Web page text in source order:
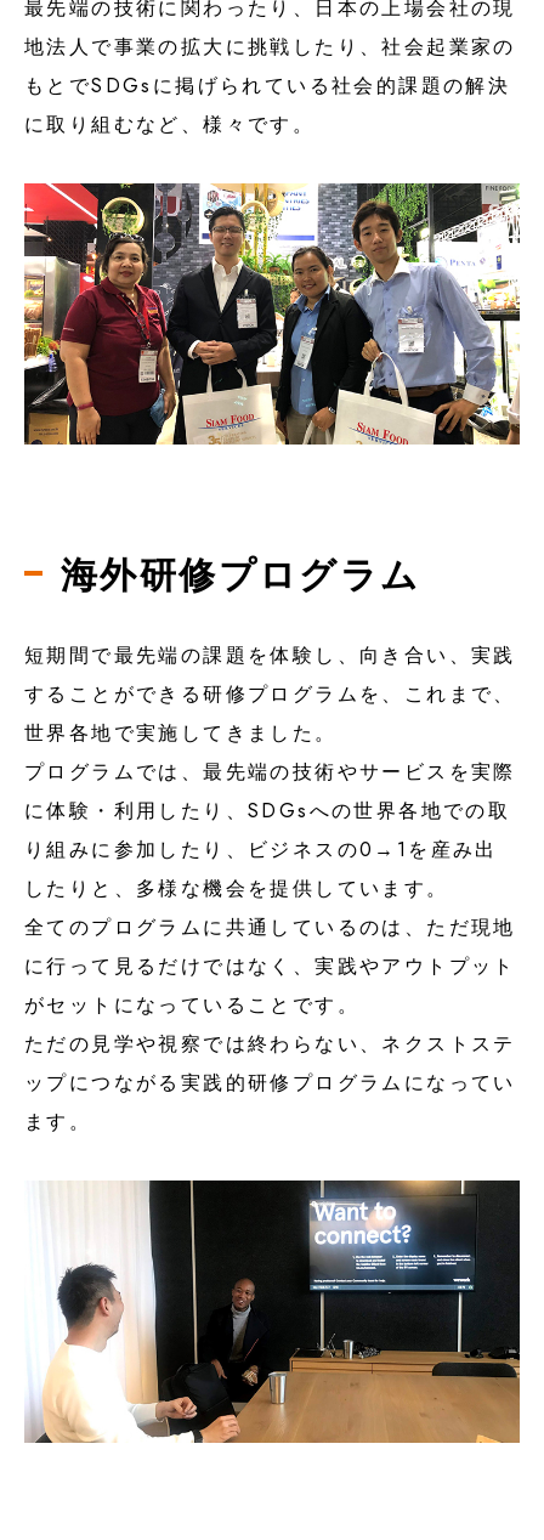
最先端の技術に関わったり、日本の上場会社の現
地法人で事業の拡大に挑戦したり、社会起業家の
もとでSDGsに掲げられている社会的課題の解決
に取り組むなど、様々です。
海外研修プログラム
短期間で最先端の課題を体験し、向き合い、実践
することができる研修プログラムを、これまで、
世界各地で実施してきました。
プログラムでは、最先端の技術やサービスを実際
に体験・利用したり、SDGsへの世界各地での取
り組みに参加したり、ビジネスの0→1を産み出
したりと、多様な機会を提供しています。
全てのプログラムに共通しているのは、ただ現地
に行って見るだけではなく、実践やアウトプット
がセットになっていることです。
ただの見学や視察では終わらない、ネクストステ
ップにつながる実践的研修プログラムになってい
ます。